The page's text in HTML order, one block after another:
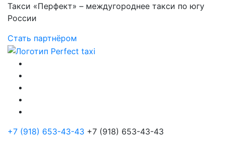
Такси «Перфект» – междугороднее такси по югу
России
Стать партнёром
+7 (918) 653-43-43 +7 (918) 653-43-43